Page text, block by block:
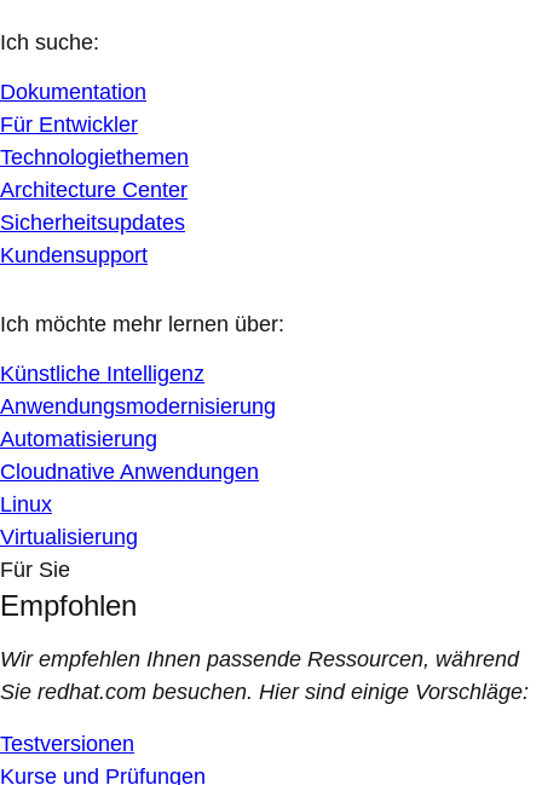
Ich suche:
Dokumentation
Für Entwickler
Technologiethemen
Architecture Center
Sicherheitsupdates
Kundensupport
Ich möchte mehr lernen über:
Künstliche Intelligenz
Anwendungsmodernisierung
Automatisierung
Cloudnative Anwendungen
Linux
Virtualisierung
Für Sie
Empfohlen
Wir empfehlen Ihnen passende Ressourcen, während
Sie redhat.com besuchen. Hier sind einige Vorschläge:
Testversionen
Kurse und Prüfungen